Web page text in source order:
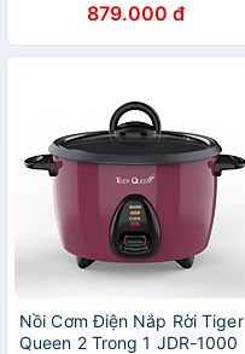
dính dày 1 mm - Hàng chính
hãng
879.000 đ
Nồi Cơm Điện Nắp Rời Tiger
Queen 2 Trong 1 JDR-1000